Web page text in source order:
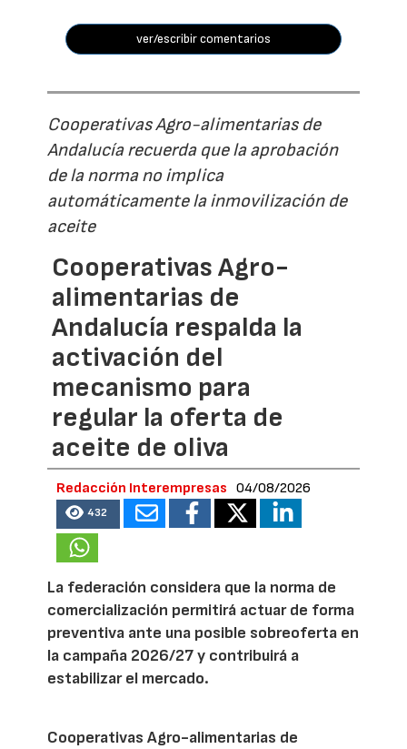
ver/escribir comentarios
Cooperativas Agro-alimentarias de
Andalucía recuerda que la aprobación
de la norma no implica
automáticamente la inmovilización de
aceite
Cooperativas Agro-
alimentarias de
Andalucía respalda la
activación del
mecanismo para
regular la oferta de
aceite de oliva
Redacción Interempresas 04/08/2026
432
La federación considera que la norma de
comercialización permitirá actuar de forma
preventiva ante una posible sobreoferta en
la campaña 2026/27 y contribuirá a
estabilizar el mercado.
Cooperativas Agro-alimentarias de